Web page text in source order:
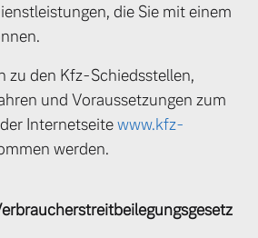
die Sie mit einem
zu den Kfz-Schiedsstellen,
und Voraussetzungen zum
Internetseitewww.kfz-
werden.